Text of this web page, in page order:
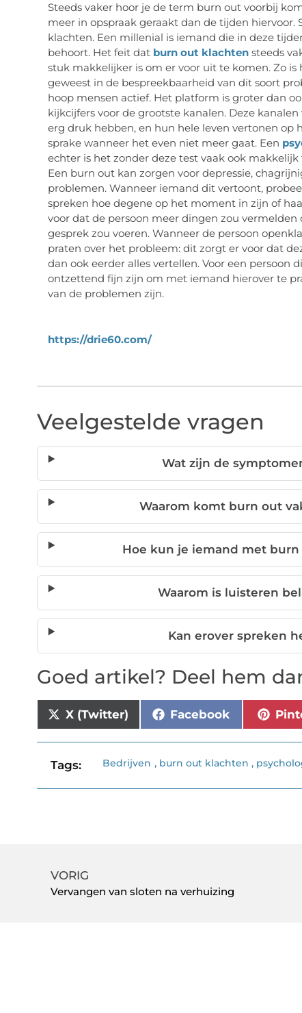
Steeds vaker hoor je de term burn out voorbij
meer in opspraak geraakt dan de tijden
klachten. Een millenial is iemand die in deze
behoort. Het feit dat burn out klachtensteeds
stuk makkelijker is om er voor uit te komen. Zo
geweest in de bespreekbaarheid van dit soort
hoop mensen actief. Het platform is groter dan
kijkcijfers voor de grootste kanalen. Deze
erg druk hebben, en hun hele leven vertonen
sprake wanneer het even niet meer gaat. Een
echter is het zonder deze test vaak ook
Een burn out kan zorgen voor depressie,
problemen. Wanneer iemand dit vertoont,
spreken hoe degene op het moment in zijn of
voor dat de persoon meer dingen zou
gesprek zou voeren. Wanneer de persoon
praten over het probleem: dit zorgt er voor dat
dan ook eerder alles vertellen. Voor een persoon
ontzettend fijn zijn om met iemand hierover te
van de problemen zijn.
https://drie60.com/
Veelgestelde vragen
Wat zijn de
Waarom komt burn out
Hoe kun je iemand met
Waarom is luisteren
Kan erover spreken
Goed artikel? Deel hem
X (Twitter) Facebook
Tags: Bedrijven , burn out klachten ,
VORIG
Vervangen van sloten na verhuizing